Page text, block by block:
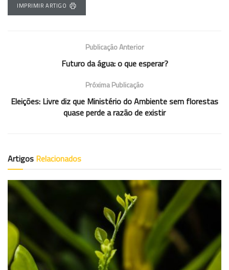
IMPRIMIR ARTIGO
Publicação Anterior
Futuro da água: o que esperar?
Próxima Publicação
Eleições: Livre diz que Ministério do Ambiente sem florestas
quase perde a razão de existir
Artigos Relacionados